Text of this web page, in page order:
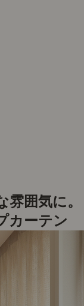
囲気に。
カーテン